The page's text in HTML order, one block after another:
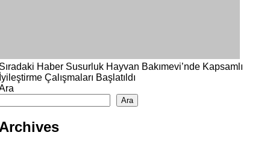
Haber Susurluk Hayvan Bakımevi’nde Kapsamlı
Çalışmaları Başlatıldı
Ara